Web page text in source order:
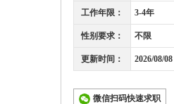
工作年限： 3-4年
性别要求： 不限
更新时间： 2026/08/08
微信扫码快速求职